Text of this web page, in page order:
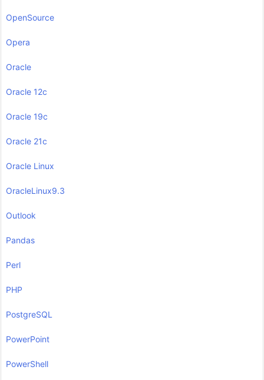
OpenSource
Opera
Oracle
Oracle 12c
Oracle 19c
Oracle 21c
Oracle Linux
OracleLinux9.3
Outlook
Pandas
Perl
PHP
PostgreSQL
PowerPoint
PowerShell